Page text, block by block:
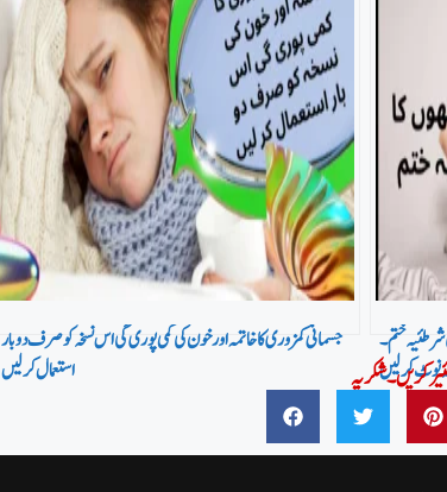
جسمانی کمزوری کا خاتمہ اور خون کی کمی پوری گی اس نسخہ کو صرف دو بار
استعمال کر لیں
ختم۔
نوٹ کر لیں
کریں۔شکریہ